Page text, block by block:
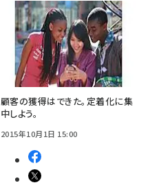
顧客の獲得はできた。定着化に集
中しよう。
2015年10月1日 15:00